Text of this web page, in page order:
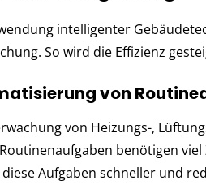
intelligenter
So wird die Effizienz
von
von Heizungs-,
benötigen
Aufgaben schneller und